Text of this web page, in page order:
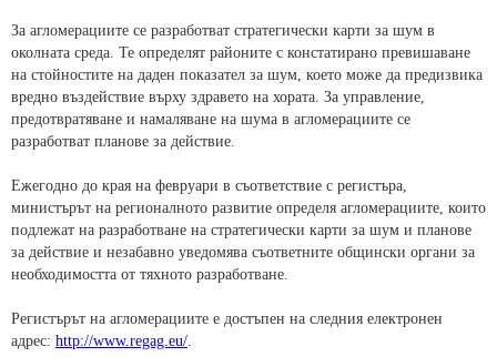
За агломерациите се разработват стратегически карти за шум в
околната среда. Те определят районите с констатирано превишаване
на стойностите на даден показател за шум, което може да предизвика
вредно въздействие върху здравето на хората. За управление,
предотвратяване и намаляване на шума в агломерациите се
разработват планове за действие.
Ежегодно до края на февруари в съответствие с регистъра,
министърът на регионалното развитие определя агломерациите, които
подлежат на разработване на стратегически карти за шум и планове
за действие и незабавно уведомява съответните общински органи за
необходимостта от тяхното разработване.
Регистърът на агломерациите е достъпен на следния електронен
адрес: http://www.regag.eu/.